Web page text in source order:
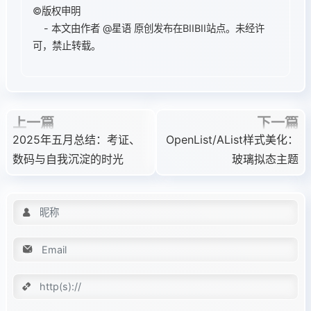
©版权申明
- 本文由作者 @星语 原创发布在BIIBII站点。未经许
可，禁止转载。
上一篇
2025年五月总结：考证、
数码与自我沉淀的时光
下一篇
OpenList/AList样式美化：
玻璃拟态主题